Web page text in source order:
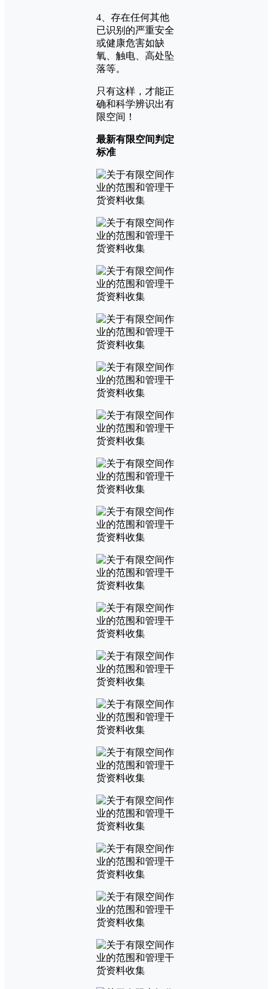
4、存在任何其他
已识别的严重安全
或健康危害如缺
氧、触电、高处坠
落等。
只有这样，才能正
确和科学辨识出有
限空间！
最新有限空间判定
标准